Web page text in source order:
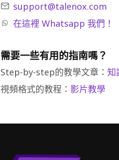
support@talenox.com
在這裡 Whatsapp 我們！
需要一些有用的指南嗎？
Step-by-step的教學文章： 知
視頻格式的教程： 影片教學